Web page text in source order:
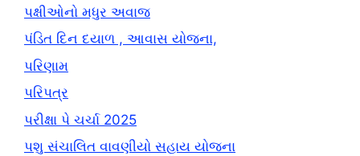
પક્ષીઓનો મધુર અવાજ
પંડિત દિન દયાળ , આવાસ યોજના,
પરિણામ
પરિપત્ર
પરીક્ષા પે ચર્ચા 2025
પશુ સંચાલિત વાવણીયો સહાય યોજના